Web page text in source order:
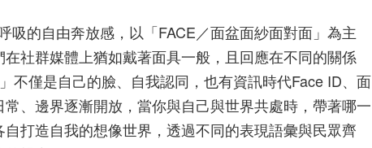
的自由奔放感，以「FACE／面盆面紗面對面」為主
社群媒體上猶如戴著面具一般，且回應在不同的關係
不僅是自己的臉、自我認同，也有資訊時代Face ID、面
、邊界逐漸開放，當你與自己與世界共處時，帶著哪一
打造自我的想像世界，透過不同的表現語彙與民眾齊